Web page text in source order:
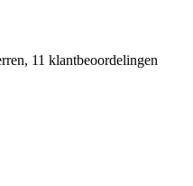
11 klantbeoordelingen